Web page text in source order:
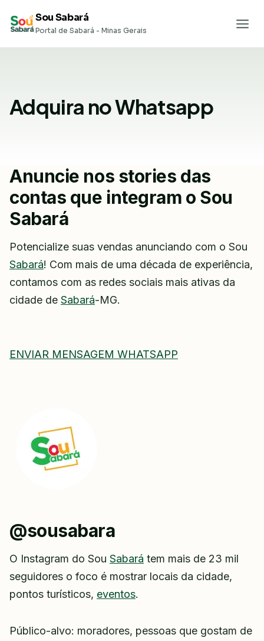
para
Sou Sabará
Portal de Sabará - Minas Gerais
Adquira no Whatsapp
Anuncie nos stories das
contas que integram o Sou
Sabará
Potencialize suas vendas anunciando com o Sou
Sabará! Com mais de uma década de experiência,
contamos com as redes sociais mais ativas da
cidade de Sabará-MG.
ENVIAR MENSAGEM WHATSAPP
@sousabara
O Instagram do Sou Sabará tem mais de 23 mil
seguidores o foco é mostrar locais da cidade,
pontos turísticos, eventos.
Público-alvo: moradores, pessoas que gostam de